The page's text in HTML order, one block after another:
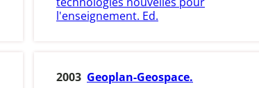
l'enseignement. Ed.
2003 Geoplan-Geospace.